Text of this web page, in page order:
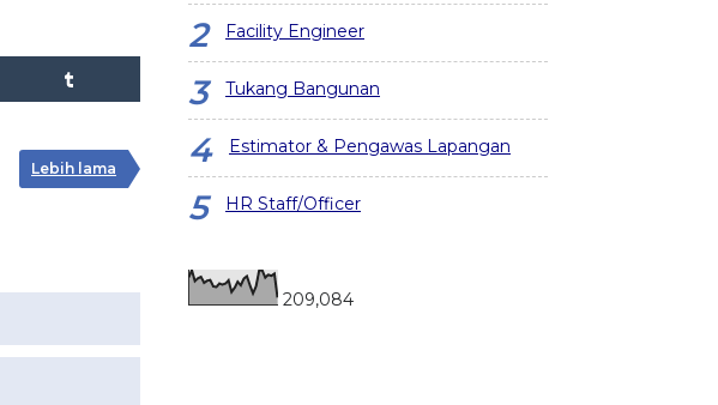
Lebih lama
Facility Engineer
Tukang Bangunan
Estimator & Pengawas Lapangan
HR Staff/Officer
209,084